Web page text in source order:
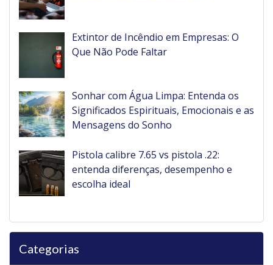
Extintor de Incêndio em Empresas: O
Que Não Pode Faltar
Sonhar com Água Limpa: Entenda os
Significados Espirituais, Emocionais e as
Mensagens do Sonho
Pistola calibre 7.65 vs pistola .22:
entenda diferenças, desempenho e
escolha ideal
Categorias